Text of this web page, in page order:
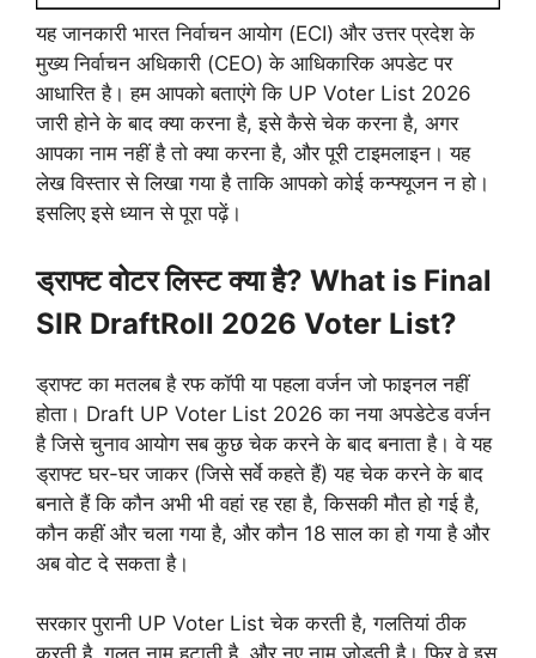
यह जानकारी भारत निर्वाचन आयोग (ECI) और उत्तर प्रदेश के
मुख्य निर्वाचन अधिकारी (CEO) के आधिकारिक अपडेट पर
आधारित है। हम आपको बताएंगे कि UP Voter List 2026
जारी होने के बाद क्या करना है, इसे कैसे चेक करना है, अगर
आपका नाम नहीं है तो क्या करना है, और पूरी टाइमलाइन। यह
लेख विस्तार से लिखा गया है ताकि आपको कोई कन्फ्यूजन न हो।
इसलिए इसे ध्यान से पूरा पढ़ें।
ड्राफ्ट वोटर लिस्ट क्या है? What is Final
SIR DraftRoll 2026 Voter List?
ड्राफ्ट का मतलब है रफ कॉपी या पहला वर्जन जो फाइनल नहीं
होता। Draft UP Voter List 2026 का नया अपडेटेड वर्जन
है जिसे चुनाव आयोग सब कुछ चेक करने के बाद बनाता है। वे यह
ड्राफ्ट घर-घर जाकर (जिसे सर्वे कहते हैं) यह चेक करने के बाद
बनाते हैं कि कौन अभी भी वहां रह रहा है, किसकी मौत हो गई है,
कौन कहीं और चला गया है, और कौन 18 साल का हो गया है और
अब वोट दे सकता है।
सरकार पुरानी UP Voter List चेक करती है, गलतियां ठीक